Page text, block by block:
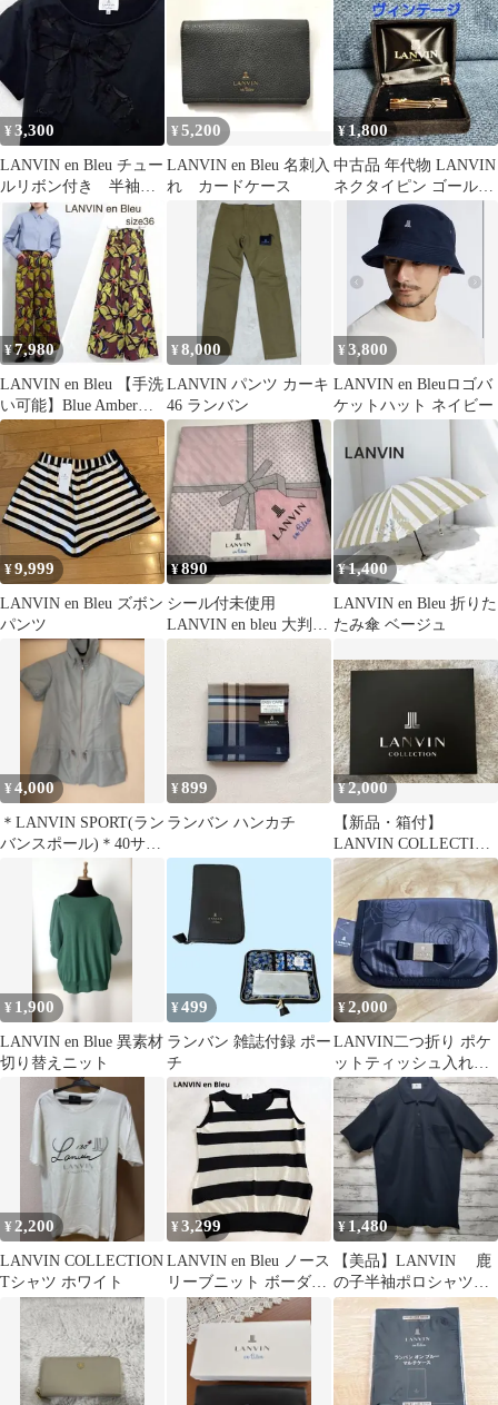
¥3,300
LANVIN en Bleu チュー
ルリボン付き 半袖カ
ットソー 38サイズ
¥5,200
LANVIN en Bleu 名刺入
れ カードケース
¥1,800
中古品 年代物 LANVIN
ネクタイピン ゴールド
¥7,980
LANVIN en Bleu 【手洗
い可能】Blue Amberプ
リントパンツ
¥8,000
LANVIN パンツ カーキ
46 ランバン
¥3,800
LANVIN en Bleuロゴバ
ケットハット ネイビー
¥9,999
LANVIN en Bleu ズボン
パンツ
¥890
シール付未使用
LANVIN en bleu 大判ハ
ンカチ リボン 49cm
¥1,400
LANVIN en Bleu 折りた
たみ傘 ベージュ
¥4,000
＊LANVIN SPORT(ラン
バンスポール)＊40サイ
ズ 半袖ベスト
¥899
ランバン ハンカチ
¥2,000
【新品・箱付】
LANVIN COLLECTION
メンズ靴下 3足ギフト
セット
¥ 1,900
LANVIN en Blue 異素材
切り替えニット
¥499
ランバン 雑誌付録 ポー
チ
¥2,000
LANVIN二つ折り ポケ
ットティッシュ入れ付
き
¥2,200
LANVIN COLLECTION
Tシャツ ホワイト
¥3,299
LANVIN en Bleu ノース
リーブニット ボーダー
38 黒白
¥1,480
【美品】LANVIN 鹿
の子半袖ポロシャツ
ブラック Sサイズ